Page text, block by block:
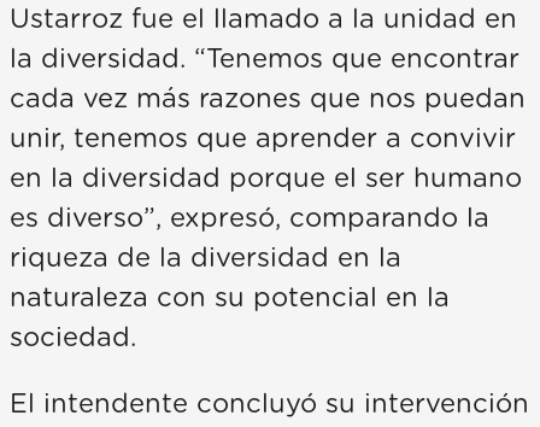
Ustarroz fue el llamado a la unidad en
la diversidad. “Tenemos que encontrar
cada vez más razones que nos puedan
unir, tenemos que aprender a convivir
en la diversidad porque el ser humano
es diverso”, expresó, comparando la
riqueza de la diversidad en la
naturaleza con su potencial en la
sociedad.
El intendente concluyó su intervención